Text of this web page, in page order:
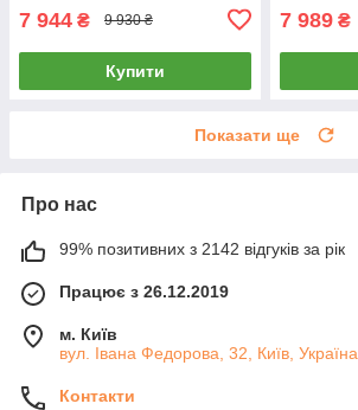
7 944 ₴ 9 930 ₴
Купити
7 989 ₴
Показати ще
Про нас
99% позитивних з 2142 відгуків за рік
Працює з 26.12.2019
м. Київ
вул. Івана Федорова, 32, Київ, Україна
Контакти